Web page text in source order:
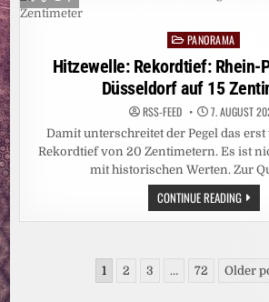
SEIN?
PostedPANORAMA
Hitzewelle: Rekordtief: Rhein-
Düsseldorf auf 15
RSS-FEED 7. AUGUST
Damit unterschreitet der Pegel das erst
Rekordtief von 20 Zentimetern. Es ist
mit historischen Werten. Zur
CONTINUE READING
AUF
Seitennummerierung
1 2 3 … 72 Older